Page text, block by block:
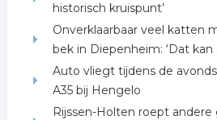
historisch kruispunt’
Onverklaarbaar veel katten
bek in Diepenheim: ‘Dat kan
Auto vliegt tijdens de
A35 bij Hengelo
Rijssen-Holten roept